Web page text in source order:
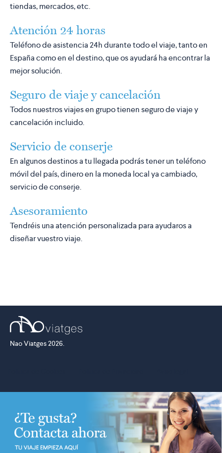
tiendas, mercados, etc.
Atención 24 horas
Teléfono de asistencia 24h durante todo el viaje, tanto en
España como en el destino, que os ayudará ha encontrar la
mejor solución.
Seguro de viaje y cancelación
Todos nuestros viajes en grupo tienen seguro de viaje y
cancelación incluido.
Servicio de conserje
En algunos destinos a tu llegada podrás tener un teléfono
móvil del país, dinero en la moneda local ya cambiado,
servicio de conserje.
Asesoramiento
Tendréis una atención personalizada para ayudaros a
diseñar vuestro viaje.
Nao Viatges 2026.